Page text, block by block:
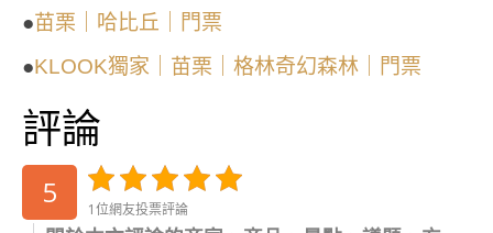
●苗栗｜哈比丘｜門票
●KLOOK獨家｜苗栗｜格林奇幻森林｜門票
評論
5 1位網友投票評論